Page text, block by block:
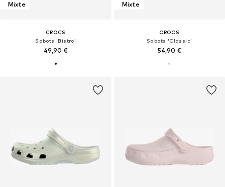
Mixte
CROCS
Sabots 'Bistro'
49,90 €
Mixte
CROCS
Sabots 'Classic'
54,90 €